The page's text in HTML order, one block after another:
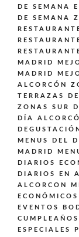
DE SEMANA
DE SEMANA
MADRID
MADRID
ALCORCÓN
TERRAZAS
ZONAS SUR
DÍA
MENUS DEL
MADRID
DIARIOS
DIARIOS EN
ALCORCON
EVENTOS
ESPECIALES